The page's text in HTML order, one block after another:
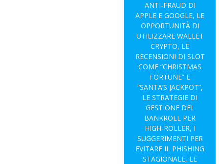
ANTI‑FRAUD DI
APPLE E GOOGLE, LE
OPPORTUNITÀ DI
UTILIZZARE WALLET
CRYPTO, LE
RECENSIONI DI SLOT
COME “CHRISTMAS
FORTUNE” E
“SANTA’S JACKPOT”,
LE STRATEGIE DI
GESTIONE DEL
BANKROLL PER
HIGH‑ROLLER, I
SUGGERIMENTI PER
EVITARE IL PHISHING
STAGIONALE, LE